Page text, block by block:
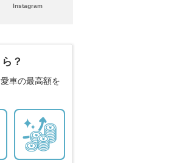
Instagram
？
車の最高額を